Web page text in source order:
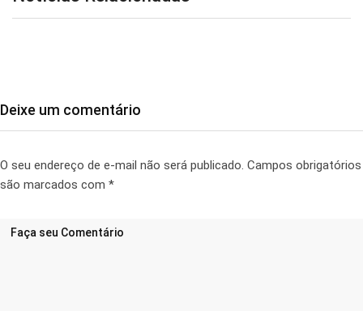
Deixe um comentário
O seu endereço de e-mail não será publicado. Campos obrigatórios
são marcados com *